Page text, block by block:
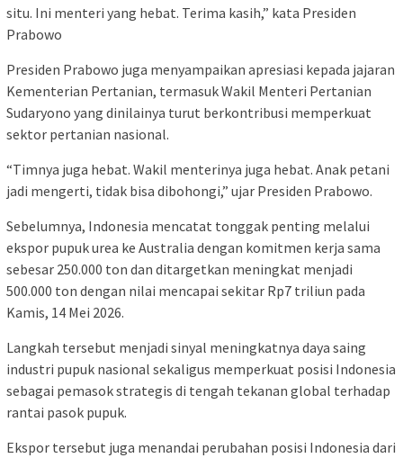
situ. Ini menteri yang hebat. Terima kasih,” kata Presiden
Prabowo
Presiden Prabowo juga menyampaikan apresiasi kepada jajaran
Kementerian Pertanian, termasuk Wakil Menteri Pertanian
Sudaryono yang dinilainya turut berkontribusi memperkuat
sektor pertanian nasional.
“Timnya juga hebat. Wakil menterinya juga hebat. Anak petani
jadi mengerti, tidak bisa dibohongi,” ujar Presiden Prabowo.
Sebelumnya, Indonesia mencatat tonggak penting melalui
ekspor pupuk urea ke Australia dengan komitmen kerja sama
sebesar 250.000 ton dan ditargetkan meningkat menjadi
500.000 ton dengan nilai mencapai sekitar Rp7 triliun pada
Kamis, 14 Mei 2026.
Langkah tersebut menjadi sinyal meningkatnya daya saing
industri pupuk nasional sekaligus memperkuat posisi Indonesia
sebagai pemasok strategis di tengah tekanan global terhadap
rantai pasok pupuk.
Ekspor tersebut juga menandai perubahan posisi Indonesia dari